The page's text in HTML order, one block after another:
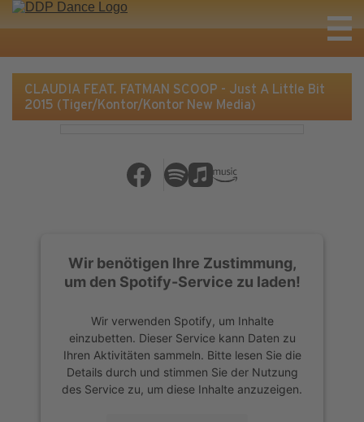
CLAUDIA FEAT. FATMAN SCOOP - Just A Little Bit
2015 (Tiger/Kontor/Kontor New Media)
Wir benötigen Ihre Zustimmung,
um den Spotify-Service zu laden!
Wir verwenden Spotify, um Inhalte
einzubetten. Dieser Service kann Daten zu
Ihren Aktivitäten sammeln. Bitte lesen Sie die
Details durch und stimmen Sie der Nutzung
des Service zu, um diese Inhalte anzuzeigen.